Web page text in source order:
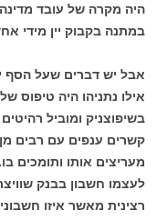
היה מקרה של עובד
במתנה בקבוק יין מידי
אבל יש דברים שעל הסף
אילו נתניהו היה טיפוס
בשיפוצניק ומוביל
קשרים ענפים עם רבים
מעריצים אותו ותומכים
לעצמו חשבון בבנק
רצינית מאשר איזו